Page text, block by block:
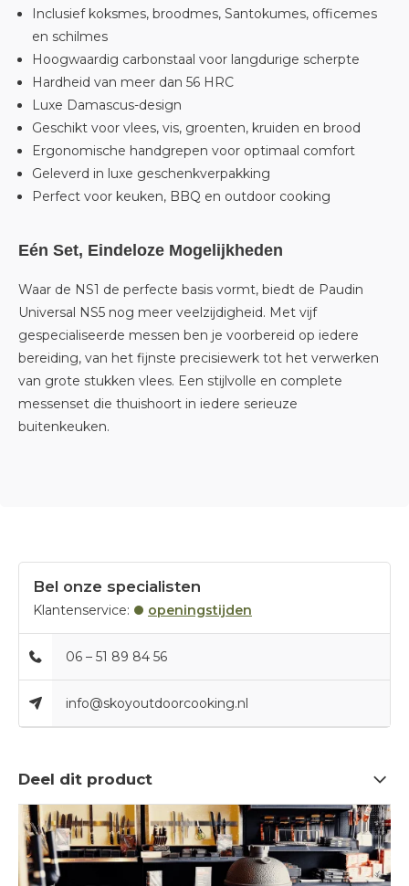
Inclusief koksmes, broodmes, Santokumes, officemes
en schilmes
Hoogwaardig carbonstaal voor langdurige scherpte
Hardheid van meer dan 56 HRC
Luxe Damascus-design
Geschikt voor vlees, vis, groenten, kruiden en brood
Ergonomische handgrepen voor optimaal comfort
Geleverd in luxe geschenkverpakking
Perfect voor keuken, BBQ en outdoor cooking
Eén Set, Eindeloze Mogelijkheden
Waar de NS1 de perfecte basis vormt, biedt de Paudin
Universal NS5 nog meer veelzijdigheid. Met vijf
gespecialiseerde messen ben je voorbereid op iedere
bereiding, van het fijnste precisiewerk tot het verwerken
van grote stukken vlees. Een stijlvolle en complete
messenset die thuishoort in iedere serieuze
buitenkeuken.
Bel onze specialisten
Klantenservice: openingstijden
06 – 51 89 84 56
info@skoyoutdoorcooking.nl
Deel dit product